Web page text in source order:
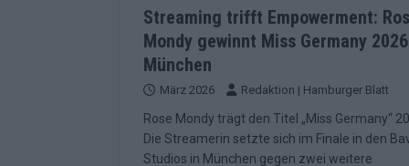
[ Mai 2026 ] „Unknown“
redaktionellen Urteil
EXTRA
[ Juni 2026 ] Europa-Park
Kino EXTRA
Streaming trifft Empowerment:
Mondy gewinnt Miss Germany
München
März 2026 Redaktion | Hamburger Blatt
Rose Mondy trägt den Titel „Miss Germany“
Die Streamerin setzte sich im Finale in den
Studios in München gegen zwei weitere